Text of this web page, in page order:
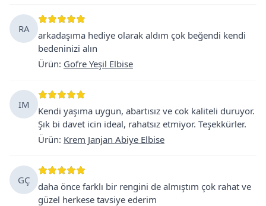
RA
arkadaşıma hediye olarak aldım çok beğendi kendi
bedeninizi alın
Ürün: Gofre Yeşil Elbise
IM
Kendi yaşıma uygun, abartısız ve cok kaliteli duruyor.
Şık bi davet icin ideal, rahatsız etmiyor. Teşekkürler.
Ürün: Krem Janjan Abiye Elbise
GÇ
daha önce farklı bir rengini de almıştım çok rahat ve
güzel herkese tavsiye ederim